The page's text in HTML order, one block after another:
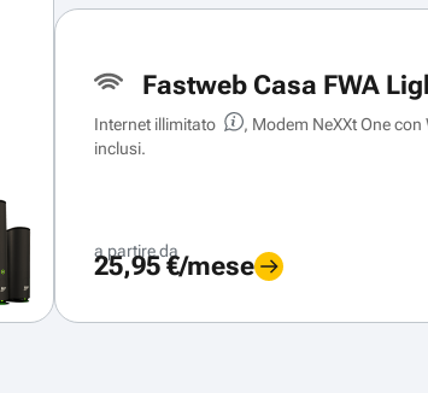
Fastweb Casa FWA
Internet illimitato
, Modem NeXXt One con
inclusi.
a partire da
25,95 €/mese